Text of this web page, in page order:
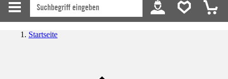
Startseite